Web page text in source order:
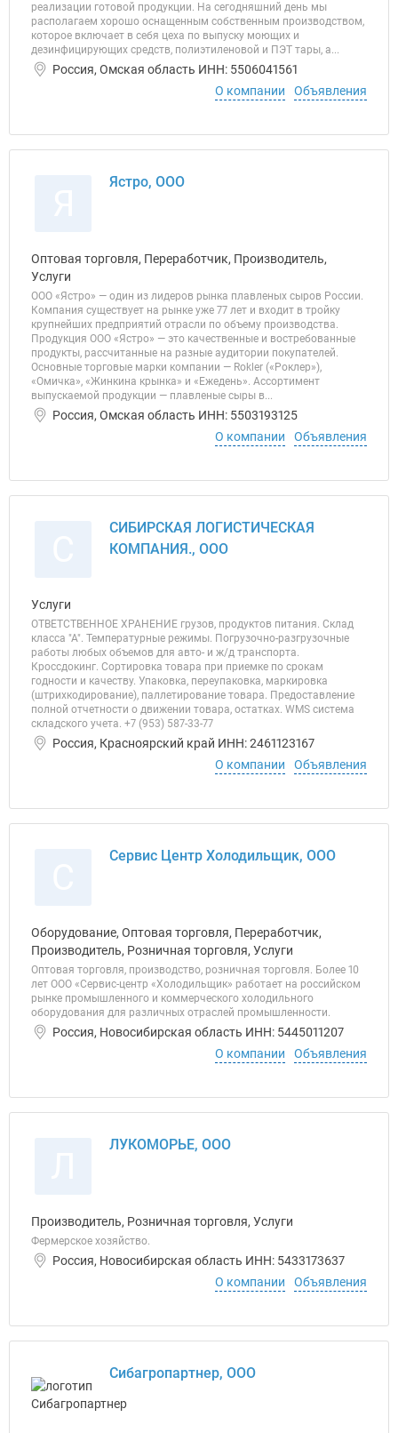
реализации готовой продукции. На сегодняшний день мы
располагаем хорошо оснащенным собственным производством,
которое включает в себя цеха по выпуску моющих и
дезинфицирующих средств, полиэтиленовой и ПЭТ тары, а...
Россия, Омская область ИНН: 5506041561
О компании
Объявления
Ястро, ООО
Оптовая торговля, Переработчик, Производитель,
Услуги
ООО «Ястро» — один из лидеров рынка плавленых сыров России.
Компания существует на рынке уже 77 лет и входит в тройку
крупнейших предприятий отрасли по объему производства.
Продукция ООО «Ястро» — это качественные и востребованные
продукты, рассчитанные на разные аудитории покупателей.
Основные торговые марки компании — Rokler («Роклер»),
«Омичка», «Жинкина крынка» и «Ежедень». Ассортимент
выпускаемой продукции — плавленые сыры в...
Россия, Омская область ИНН: 5503193125
О компании
Объявления
СИБИРСКАЯ ЛОГИСТИЧЕСКАЯ
КОМПАНИЯ., ООО
Услуги
ОТВЕТСТВЕННОЕ ХРАНЕНИЕ грузов, продуктов питания. Склад
класса "А". Температурные режимы. Погрузочно-разгрузочные
работы любых объемов для авто- и ж/д транспорта.
Кроссдокинг. Сортировка товара при приемке по срокам
годности и качеству. Упаковка, переупаковка, маркировка
(штрихкодирование), паллетирование товара. Предоставление
полной отчетности о движении товара, остатках. WMS система
складского учета. +7 (953) 587-33-77
Россия, Красноярский край ИНН: 2461123167
О компании
Объявления
Сервис Центр Холодильщик, ООО
Оборудование, Оптовая торговля, Переработчик,
Производитель, Розничная торговля, Услуги
Оптовая торговля, производство, розничная торговля. Более 10
лет ООО «Сервис-центр «Холодильщик» работает на российском
рынке промышленного и коммерческого холодильного
оборудования для различных отраслей промышленности.
Россия, Новосибирская область ИНН: 5445011207
О компании
Объявления
ЛУКОМОРЬЕ, ООО
Производитель, Розничная торговля, Услуги
Фермерское хозяйство.
Россия, Новосибирская область ИНН: 5433173637
О компании
Объявления
Сибагропартнер, ООО